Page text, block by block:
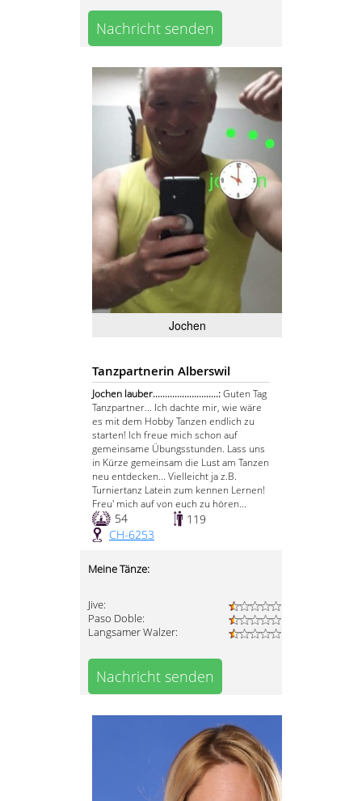
Nachricht senden
Jochen
Tanzpartnerin Alberswil
Jochen lauber...........................:Guten Tag
Tanzpartner... Ich dachte mir, wie wäre
es mit dem Hobby Tanzen endlich zu
starten! Ich freue mich schon auf
gemeinsame Übungsstunden. Lass uns
in Kürze gemeinsam die Lust am Tanzen
neu entdecken... Vielleicht ja z.B.
Turniertanz Latein zum kennen Lernen!
Freu' mich auf von euch zu hören...
54
119
CH-6253
Meine Tänze:
Jive:
Paso Doble:
Langsamer Walzer:
Nachricht senden